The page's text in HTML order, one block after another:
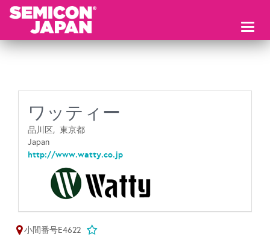
ワッティー
品川区, 東京都
Japan
http://www.watty.co.jp
小間番号E4622